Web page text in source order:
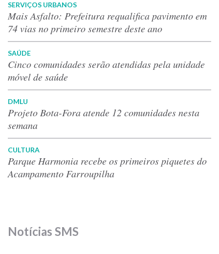
SERVIÇOS URBANOS
Mais Asfalto: Prefeitura requalifica pavimento em
74 vias no primeiro semestre deste ano
SAÚDE
Cinco comunidades serão atendidas pela unidade
móvel de saúde
DMLU
Projeto Bota-Fora atende 12 comunidades nesta
semana
CULTURA
Parque Harmonia recebe os primeiros piquetes do
Acampamento Farroupilha
Notícias SMS